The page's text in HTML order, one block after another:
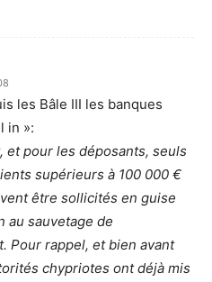
les Bâle III les banques
in »:
et pour les déposants, seuls
supérieurs à 100 000 €
être sollicités en guise
au sauvetage de
Pour rappel, et bien avant
chypriotes ont déjà mis